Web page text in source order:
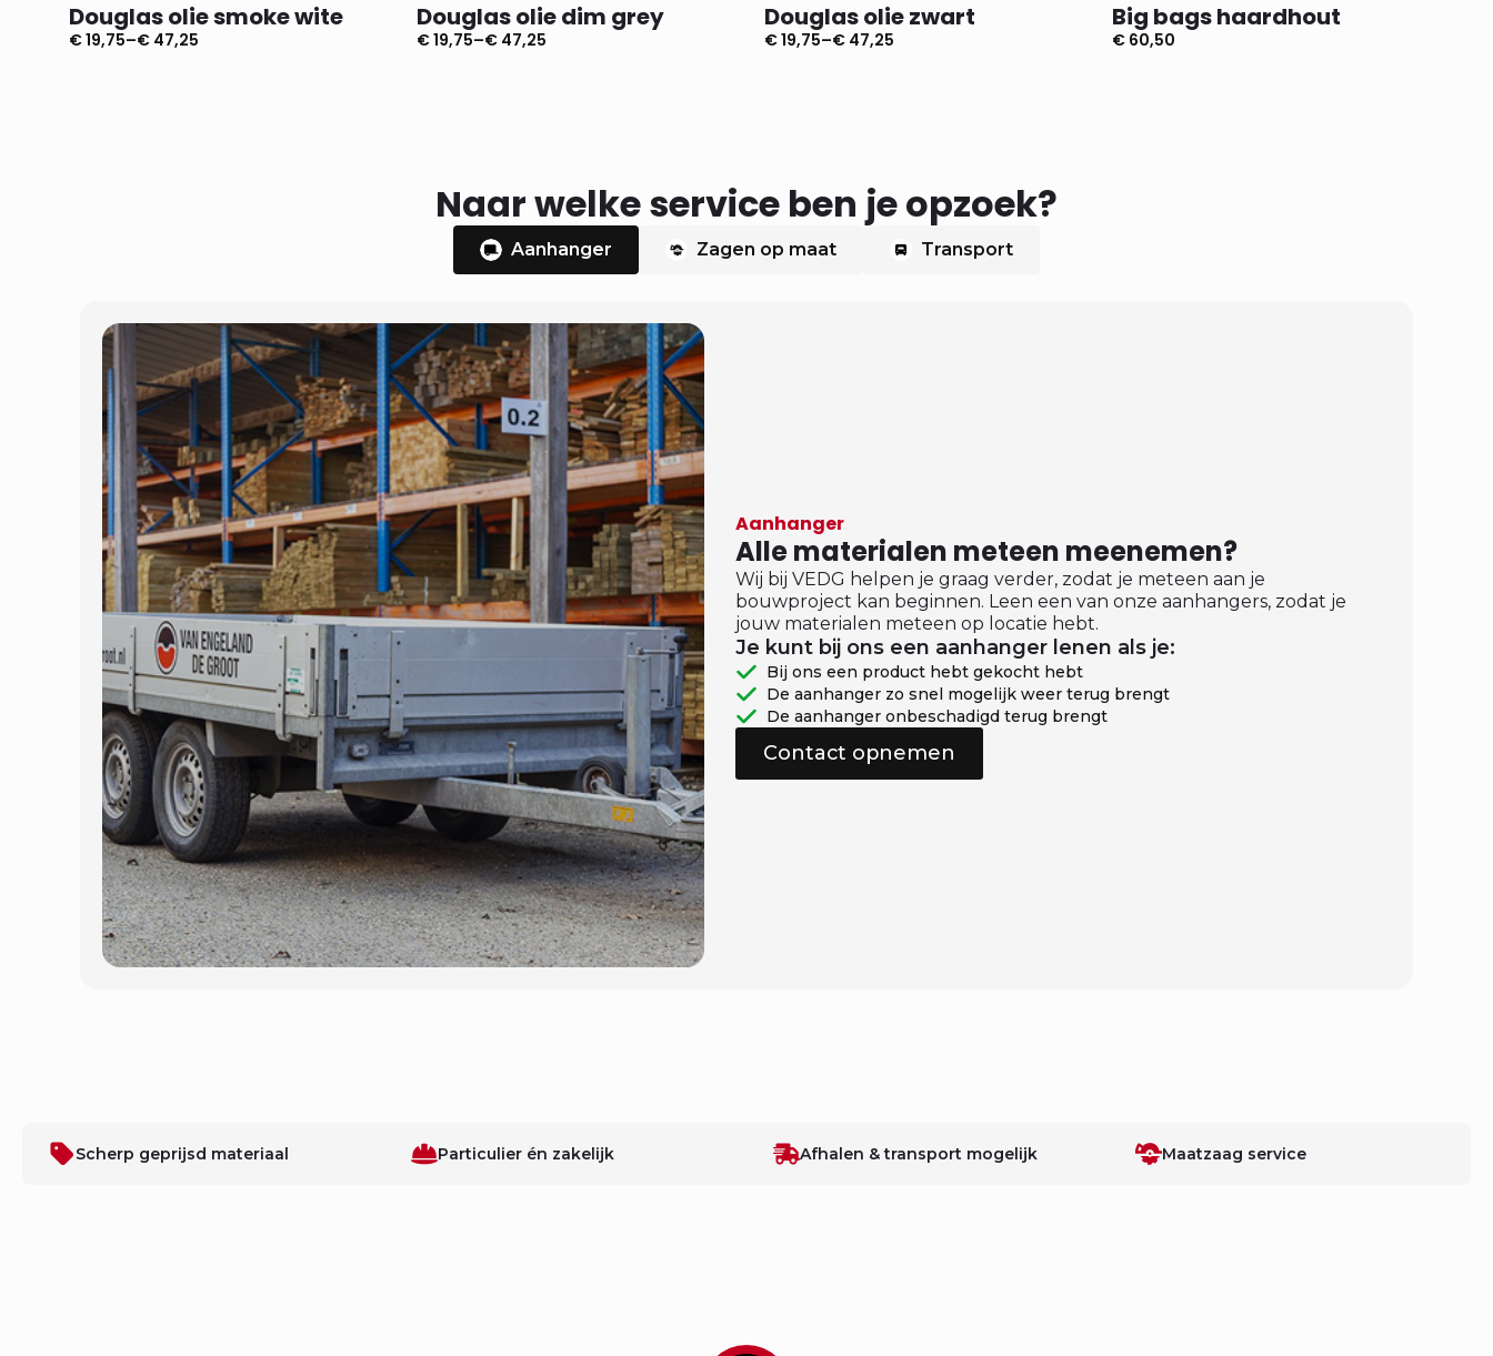
Douglas olie smoke wite
€19,75–€ 47,25
Prijsklasse:
Douglas olie dim grey
€19,75–€ 47,25
Prijsklasse:
Douglas olie zwart
€19,75–€ 47,25
Prijsklasse:
Big bags haardhout
€ 60,50
Naar welke service ben je opzoek?
Aanhanger Zagen op maat Transport
Aanhanger
Alle materialen meteen meenemen?
Wij bij VEDG helpen je graag verder, zodat je meteen aan je
bouwproject kan beginnen. Leen een van onze aanhangers, zodat je
jouw materialen meteen op locatie hebt.
Je kunt bij ons een aanhanger lenen als je:
Bij ons een product hebt gekocht hebt
De aanhanger zo snel mogelijk weer terug brengt
De aanhanger onbeschadigd terug brengt
Contact opnemen
Scherp geprijsd materiaal Particulier én zakelijk Afhalen & transport mogelijk Maatzaag service